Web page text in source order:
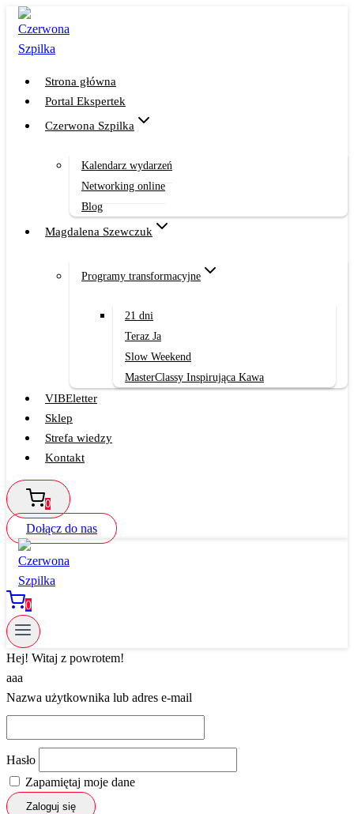
Przejdź
treści
Strona główna
Portal Ekspertek
Czerwona Szpilka
Kalendarz wydarzeń
Networking online
Blog
Magdalena Szewczuk
Programy transformacyjne
21 dni
Teraz Ja
Slow Weekend
MasterClassy Inspirująca Kawa
VIBEletter
Sklep
Strefa wiedzy
Kontakt
0
Dołącz do nas
0
Hej! Witaj z powrotem!
aaa
Nazwa użytkownika lub adres e-mail
Hasło
Zapamiętaj moje dane
Zaloguj się